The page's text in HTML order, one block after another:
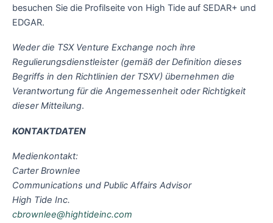
besuchen Sie die Profilseite von High Tide auf SEDAR+ und
EDGAR.
Weder die TSX Venture Exchange noch ihre
Regulierungsdienstleister (gemäß der Definition dieses
Begriffs in den Richtlinien der TSXV) übernehmen die
Verantwortung für die Angemessenheit oder Richtigkeit
dieser Mitteilung.
KONTAKTDATEN
Medienkontakt:
Carter Brownlee
Communications und Public Affairs Advisor
High Tide Inc.
cbrownlee@hightideinc.com